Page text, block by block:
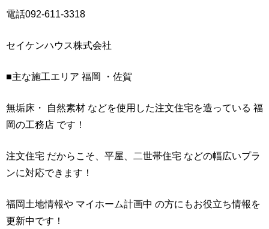
電話092-611-3318
セイケンハウス株式会社
■主な施工エリア 福岡 ・佐賀
無垢床・ 自然素材 などを使用した注文住宅を造っている 福
岡の工務店 です！
注文住宅 だからこそ、平屋、二世帯住宅 などの幅広いプラ
ンに対応できます！
福岡土地情報や マイホーム計画中 の方にもお役立ち情報を
更新中です！